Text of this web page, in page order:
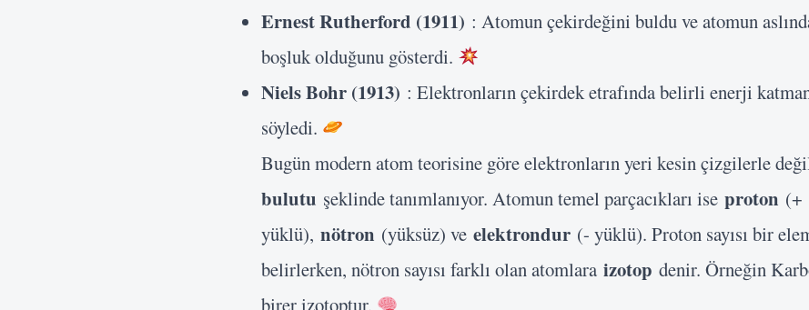
Ernest Rutherford (1911) : Atomun çekirdeğini buldu ve atomun
boşluk olduğunu gösterdi.
Niels Bohr (1913) : Elektronların çekirdek etrafında belirli enerji
söyledi.
Bugün modern atom teorisine göre elektronların yeri kesin çizgilerle
bulutu şeklinde tanımlanıyor. Atomun temel parçacıkları ise proton (+
yüklü), nötron (yüksüz) ve elektrondur (- yüklü). Proton sayısı bir
belirlerken, nötron sayısı farklı olan atomlara izotop denir. Örneğin
birer izotoptur.